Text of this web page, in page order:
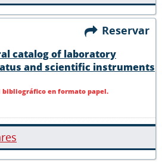
Reservar
catalog of laboratory
and scientific instruments
en formato papel.